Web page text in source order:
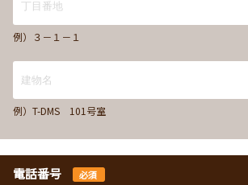
例）３－１－１
例）T-DMS 101号室
電話番号 必須